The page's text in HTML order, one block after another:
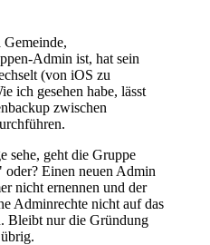
Admin ist, hat sein
(von iOS zu
ich gesehen habe, lässt
zwischen
sehe, geht die Gruppe
Einen neuen Admin
nicht ernennen und der
Adminrechte nicht auf das
Bleibt nur die Gründung